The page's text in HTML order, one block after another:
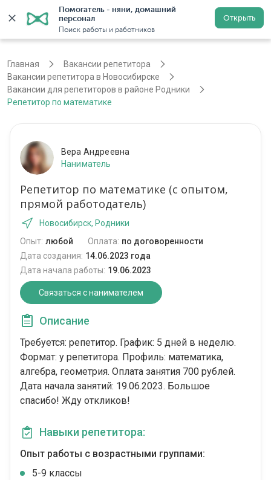
Помогатель - няни, домашний
персонал
Поиск работы и работников
Открыть
Новосибирск Регистрация
Главная
Вакансии репетитора
Вакансии репетитора в Новосибирске
Вакансии для репетиторов в районе Родники
Репетитор по математике
Вера Андреевна
Наниматель
Репетитор по математике (с опытом,
прямой работодатель)
Новосибирск, Родники
Опыт: любой Оплата: по договоренности
Дата создания: 14.06.2023 года
Дата начала работы: 19.06.2023
Связаться с нанимателем
Описание
Требуется: репетитор. График: 5 дней в неделю.
Формат: у репетитора. Профиль: математика,
алгебра, геометрия. Оплата занятия 700 рублей.
Дата начала занятий: 19.06.2023. Большое
спасибо! Жду откликов!
Навыки репетитора:
Опыт работы с возрастными группами:
5-9 классы